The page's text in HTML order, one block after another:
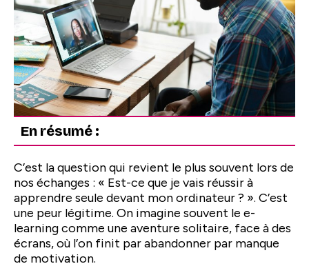
En résumé :
C’est la question qui revient le plus souvent lors de
nos échanges : « Est-ce que je vais réussir à
apprendre seule devant mon ordinateur ? ». C’est
une peur légitime. On imagine souvent le e-
learning comme une aventure solitaire, face à des
écrans, où l’on finit par abandonner par manque
de motivation.